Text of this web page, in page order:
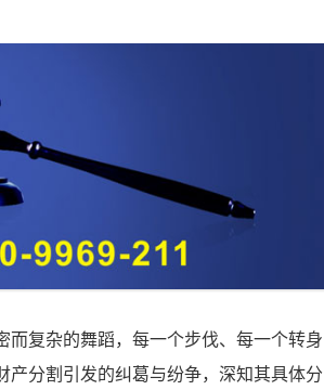
复杂的舞蹈，每一个步伐、每一个转身
产分割引发的纠葛与纷争，深知其具体分